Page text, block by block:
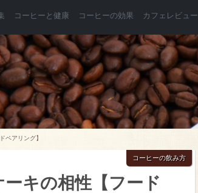
コーヒーと健康 コーヒーの効果 カフェレビュー
ペアリング】
キの相性【フード
コーヒーの飲み方